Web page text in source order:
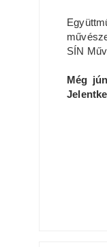
SÍN
Még